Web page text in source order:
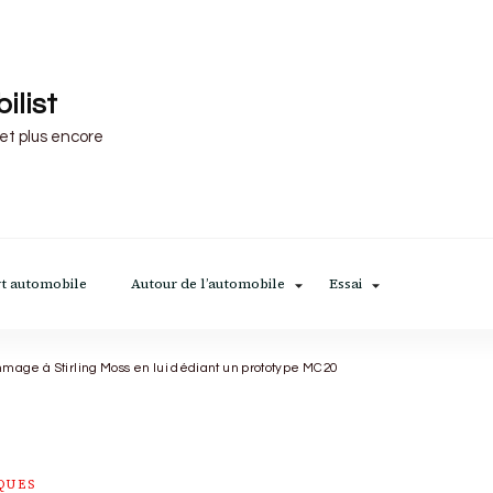
plus encore
automobile Autour de l’automobile Essai
à Stirling Moss en lui dédiant un prototype MC20